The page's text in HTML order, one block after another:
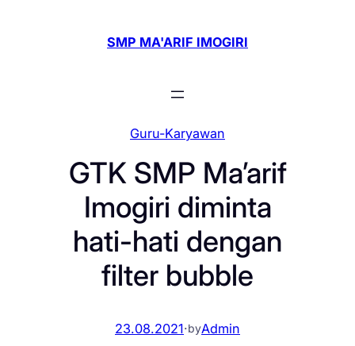
SMP MA'ARIF IMOGIRI
Guru-Karyawan
GTK SMP Ma’arif
Imogiri diminta
hati-hati dengan
filter bubble
23.08.2021·byAdmin